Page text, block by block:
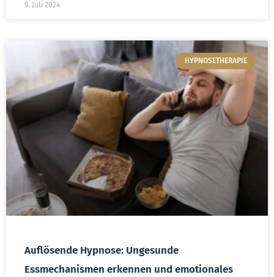
9. Juli 2024
HYPNOSETHERAPIE
Auflösende Hypnose: Ungesunde
Essmechanismen erkennen und emotionales